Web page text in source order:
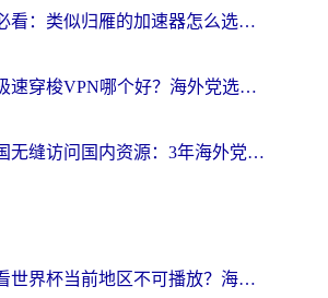
海外党必看：类似归雁的加速器怎么选？一篇搞定无缝访问国内资源
斧牛和极速穿梭VPN哪个好？海外党选回国加速器必看的真实对比与避坑指南
北美回国无缝访问国内资源：3年海外党亲测的加速器选择指南
在美国看世界杯当前地区不可播放？海外党体育观赛终极指南来了！